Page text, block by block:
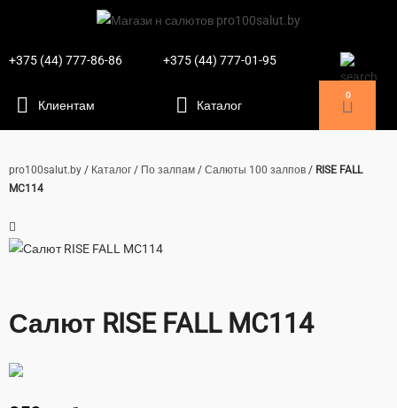
+375 (44) 777-86-86 +375 (44) 777-01-95
0
pro100salut.by / Каталог / По залпам / Салюты 100 залпов / RISE FALL
MC114
Салют RISE FALL MC114